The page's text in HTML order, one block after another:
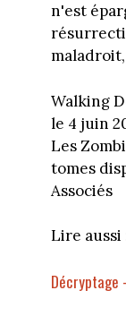
n'est
Walking
le 4 juin
Les
tomes
Associés
Lire aussi